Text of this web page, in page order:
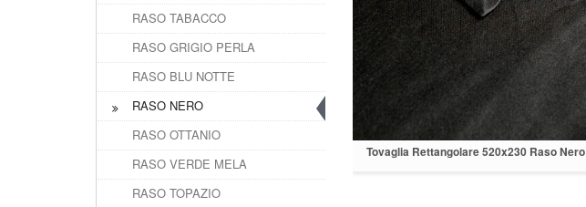
RASO TABACCO
RASO GRIGIO PERLA
RASO BLU NOTTE
RASO NERO
RASO OTTANIO
RASO VERDE MELA
RASO TOPAZIO
Tovaglia Rettangolare 520x230 Raso Nero